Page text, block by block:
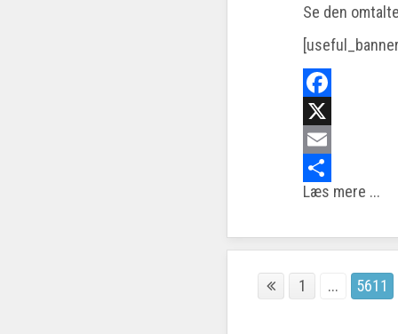
Se den
Facebook
X
Email
Share
Læs mere ...
1 ... 5611